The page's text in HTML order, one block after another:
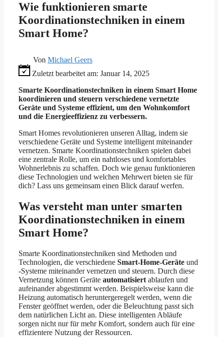
Wie funktionieren smarte
Koordinationstechniken in einem
Smart Home?
Von Michael Geers
Zuletzt bearbeitet am: Januar 14, 2025
Smarte Koordinationstechniken in einem Smart Home
koordinieren und steuern verschiedene vernetzte
Geräte und Systeme effizient, um den Wohnkomfort
und die Energieeffizienz zu verbessern.
Smart Homes revolutionieren unseren Alltag, indem sie
verschiedene Geräte und Systeme intelligent miteinander
vernetzen. Smarte Koordinationstechniken spielen dabei
eine zentrale Rolle, um ein nahtloses und komfortables
Wohnerlebnis zu schaffen. Doch wie genau funktionieren
diese Technologien und welchen Mehrwert bieten sie für
dich? Lass uns gemeinsam einen Blick darauf werfen.
Was versteht man unter smarten
Koordinationstechniken in einem
Smart Home?
Smarte Koordinationstechniken sind Methoden und
Technologien, die verschiedene Smart-Home-Geräte und
-Systeme miteinander vernetzen und steuern. Durch diese
Vernetzung können Geräte automatisiert ablaufen und
aufeinander abgestimmt werden. Beispielsweise kann die
Heizung automatisch heruntergeregelt werden, wenn die
Fenster geöffnet werden, oder die Beleuchtung passt sich
dem natürlichen Licht an. Diese intelligenten Abläufe
sorgen nicht nur für mehr Komfort, sondern auch für eine
effizientere Nutzung der Ressourcen.